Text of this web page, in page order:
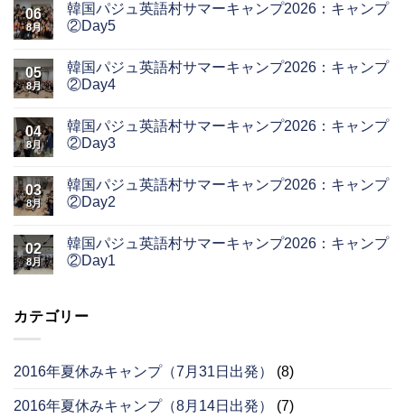
06
8月
韓国パジュ英語村サマーキャンプ2026：キャンプ
②Day5
05
8月
韓国パジュ英語村サマーキャンプ2026：キャンプ
②Day4
04
8月
韓国パジュ英語村サマーキャンプ2026：キャンプ
②Day3
03
8月
韓国パジュ英語村サマーキャンプ2026：キャンプ
②Day2
02
8月
韓国パジュ英語村サマーキャンプ2026：キャンプ
②Day1
カテゴリー
2016年夏休みキャンプ（7月31日出発） (8)
2016年夏休みキャンプ（8月14日出発） (7)